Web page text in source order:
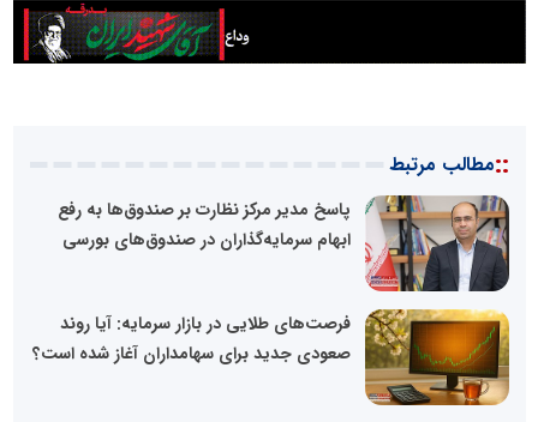
::مطالب مرتبط
پاسخ مدیر مرکز نظارت بر صندوق‌ها به رفع
ابهام‌ سرمایه‌گذاران در صندوق‌های بورسی
فرصت‌های طلایی در بازار سرمایه:‌ آیا روند
صعودی جدید برای سهامداران آغاز شده است؟